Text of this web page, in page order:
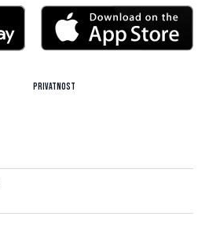
Privatnost